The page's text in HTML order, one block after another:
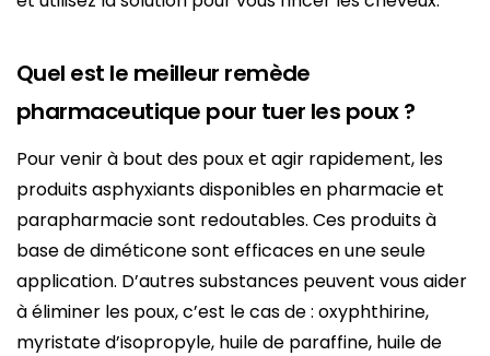
Quel est le meilleur remède
pharmaceutique pour tuer les poux ?
Pour venir à bout des poux et agir rapidement, les
produits asphyxiants disponibles en pharmacie et
parapharmacie sont redoutables. Ces produits à
base de diméticone sont efficaces en une seule
application. D’autres substances peuvent vous aider
à éliminer les poux, c’est le cas de : oxyphthirine,
myristate d’isopropyle, huile de paraffine, huile de